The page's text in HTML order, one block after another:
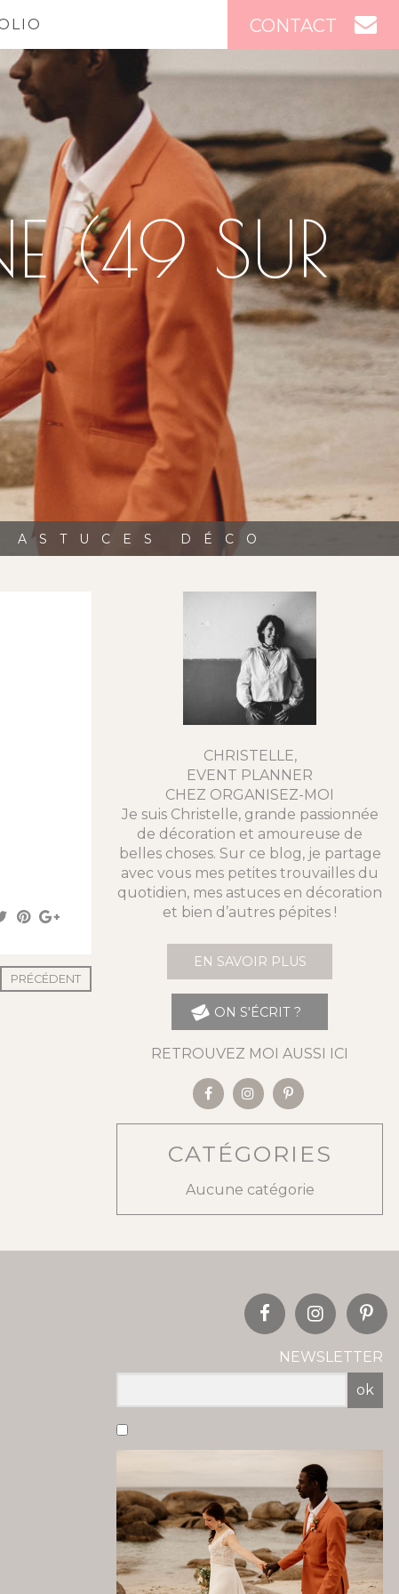
CONTACT
(49 SUR
DÉCO
PRÉCÉDENT
CHRISTELLE,
EVENT PLANNER
CHEZ ORGANISEZ-MOI
Je suis Christelle, grande passionnée
de décoration et amoureuse de
belles choses. Sur ce blog, je partage
avec vous mes petites trouvailles du
quotidien, mes astuces en décoration
et bien d’autres pépites !
EN SAVOIR PLUS
ON S'ÉCRIT ?
RETROUVEZ MOI AUSSI ICI
CATÉGORIES
Aucune catégorie
NEWSLETTER
ok